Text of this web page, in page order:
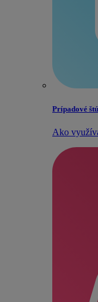
Prípadové
Ako